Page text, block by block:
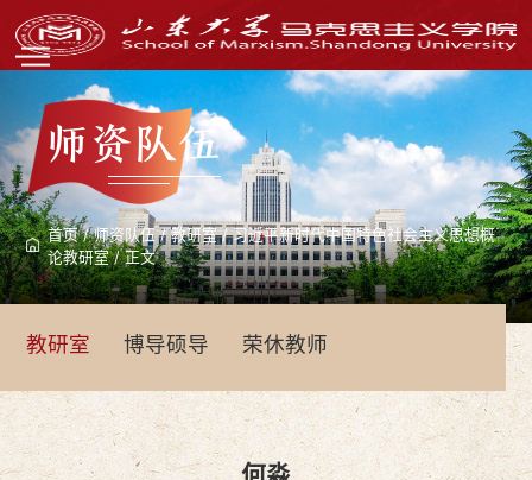
师资队伍
首页/师资队伍/教研室/习近平新时代中国特色社会主义思想概
论教研室/正文
教研室 博导硕导 荣休教师